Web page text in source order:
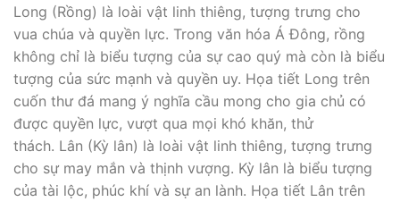
Long (Rồng) là loài vật linh thiêng, tượng trưng cho
vua chúa và quyền lực. Trong văn hóa Á Đông, rồng
không chỉ là biểu tượng của sự cao quý mà còn là biểu
tượng của sức mạnh và quyền uy. Họa tiết Long trên
cuốn thư đá mang ý nghĩa cầu mong cho gia chủ có
được quyền lực, vượt qua mọi khó khăn, thử
thách. Lân (Kỳ lân) là loài vật linh thiêng, tượng trưng
cho sự may mắn và thịnh vượng. Kỳ lân là biểu tượng
của tài lộc, phúc khí và sự an lành. Họa tiết Lân trên